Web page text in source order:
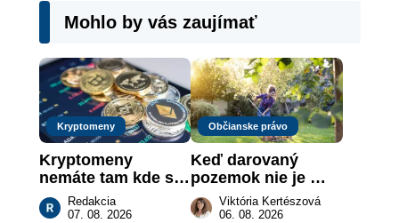
Mohlo by vás zaujímať
Kryptomeny
Kryptomeny
nemáte tam kde si
myslíte: Viete, kde
sa naozaj
Redakcia
07. 08. 2026
Občianske právo
Keď darovaný
pozemok nie je
„hotová vec“: kedy
môže darca žiadať
Viktória Kertészová
06. 08. 2026